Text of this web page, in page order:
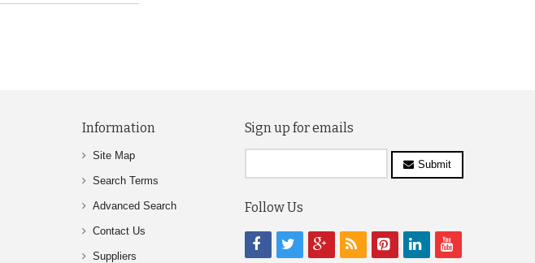
Information
Site Map
Search Terms
Advanced Search
Contact Us
Suppliers
Sign up for emails
Submit
Follow Us